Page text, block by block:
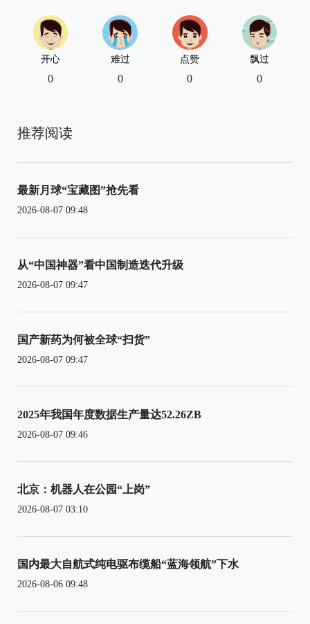
开心
0
难过
0
点赞
0
飘过
0
推荐阅读
最新月球“宝藏图”抢先看
2026-08-07 09:48
从“中国神器”看中国制造迭代升级
2026-08-07 09:47
国产新药为何被全球“扫货”
2026-08-07 09:47
2025年我国年度数据生产量达52.26ZB
2026-08-07 09:46
北京：机器人在公园“上岗”
2026-08-07 03:10
国内最大自航式纯电驱布缆船“蓝海领航”下水
2026-08-06 09:48